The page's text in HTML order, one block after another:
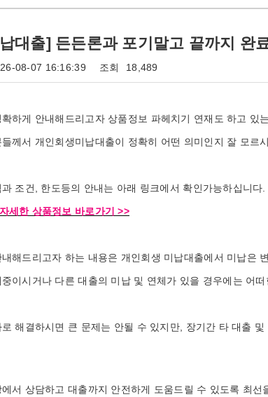
대출] 든든론과 포기말고 끝까지 완
08-07 16:16:39 조회 18,489
하게 안내해드리고자 상품정보 파헤치기 연재도 하고 있
께서 개인회생미납대출이 정확히 어떤 의미인지 잘 모르
조건, 한도등의 안내는 아래 링크에서 확인가능하십니다.
세한 상품정보 바로가기 >>
해드리고자 하는 내용은 개인회생 미납대출에서 미납은
이시거나 다른 대출의 미납 및 연체가 있을 경우에는 어
해결하시면 큰 문제는 안될 수 있지만, 장기간 타 대출
서 상담하고 대출까지 안전하게 도움드릴 수 있도록 최선